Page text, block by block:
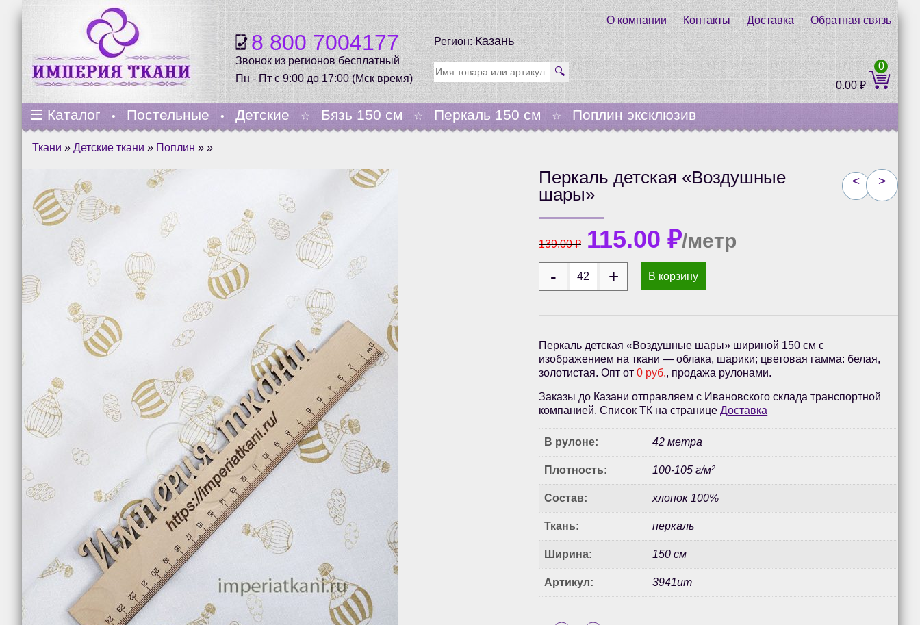
8 800 7004177
Звонок из регионов бесплатный
Пн - Пт с 9:00 до 17:00 (Мск время)
О компании Контакты Доставка
Обратная связь
Регион:Казань
🔍
0.00₽
0
☰ Каталог • Постельные • Детские ☆ Бязь 150 см ☆ Перкаль 150 см ☆ Поплин эксклюзив
Ткани » Детские ткани » Поплин » »
< >
Перкаль детская «Воздушные
шары»
139.00₽ 115.00₽/метр
В корзину
Перкаль детская «Воздушные шары» шириной 150 см с
изображением на ткани — облака, шарики; цветовая гамма: белая,
золотистая. Опт от0 руб., продажа рулонами.
Заказы до Казани отправляем с Ивановского склада транспортной
компанией. Список ТК на страницеДоставка
В рулоне: 42 метра
Плотность: 100-105 г/м²
Состав: хлопок 100%
Ткань: перкаль
Ширина: 150 см
Артикул: 3941ит